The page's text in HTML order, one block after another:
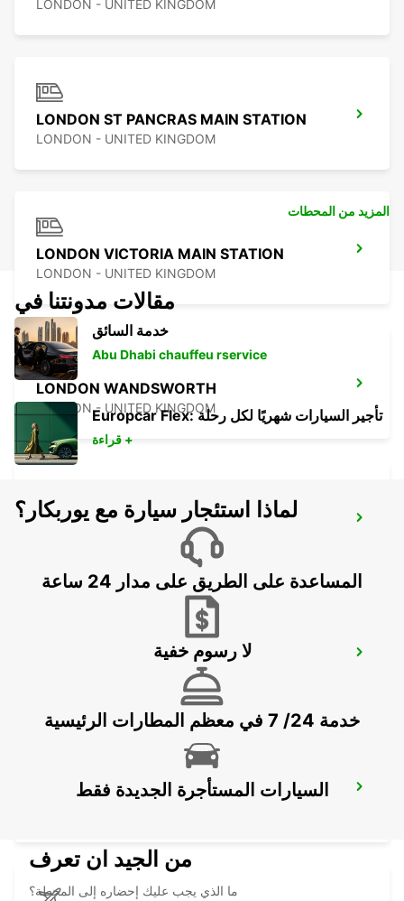
LONDON - UNITED KINGDOM
LONDON ST PANCRAS MAIN STATION
LONDON - UNITED KINGDOM
LONDON VICTORIA MAIN STATION
LONDON - UNITED KINGDOM
LONDON WANDSWORTH
LONDON - UNITED KINGDOM
CHELMSFORD
CHELMSFORD - UNITED KINGDOM
LONDON PARK ROYAL
LONDON - UNITED KINGDOM
LONDON CROYDON
المزيد من المحطات
مقالات مدونتنا في
خدمة السائق
Abu Dhabi chauffeu rservice
Europcar Flex: تأجير السيارات شهريًا لكل رحلة
قراءة +
لماذا استئجار سيارة مع يوربكار؟
المساعدة على الطريق على مدار 24 ساعة
لا رسوم خفية
خدمة 24/ 7 في معظم المطارات الرئيسية
السيارات المستأجرة الجديدة فقط
من الجيد ان تعرف
ما الذي يجب عليك إحضاره إلى المحطة؟